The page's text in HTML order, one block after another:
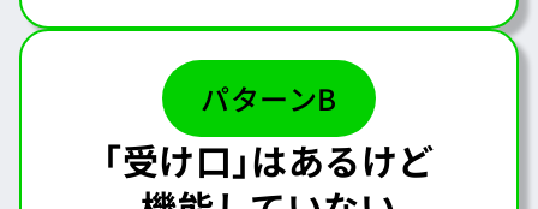
パターンB
「受け口」はあるけど